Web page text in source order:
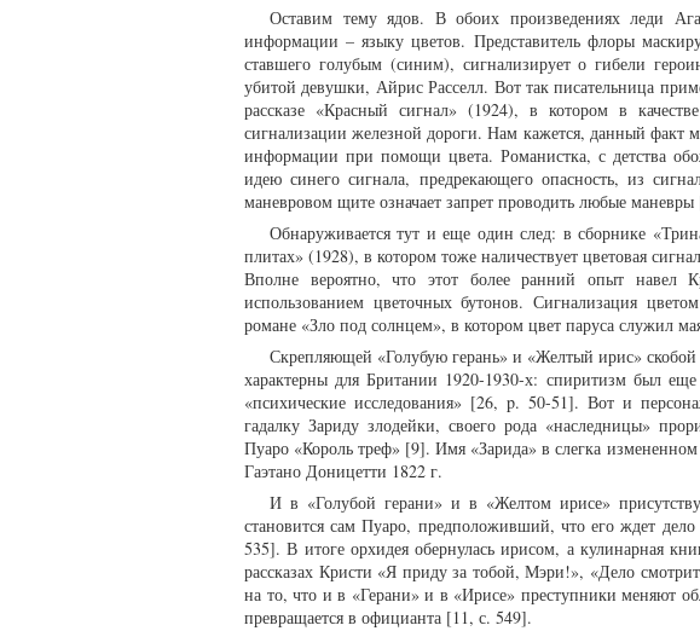
Оставим тему ядов. В обоих произведениях леди
информации – языку цветов. Представитель флоры
ставшего голубым (синим), сигнализирует о гибели
убитой девушки, Айрис Расселл. Вот так писательница
рассказе «Красный сигнал» (1924), в котором в
сигнализации железной дороги. Нам кажется, данный факт
информации при помощи цвета. Романистка, с детства
идею синего сигнала, предрекающего опасность, из
маневровом щите означает запрет проводить любые
Обнаруживается тут и еще один след: в сборнике
плитах» (1928), в котором тоже наличествует цветовая
Вполне вероятно, что этот более ранний опыт навел
использованием цветочных бутонов. Сигнализация
романе «Зло под солнцем», в котором цвет паруса служил
Скрепляющей «Голубую герань» и «Желтый ирис»
характерны для Британии 1920-1930-х: спиритизм был
«психические исследования» [26, p. 50-51]. Вот и
гадалку Зариду злодейки, своего рода «наследницы»
Пуаро «Король треф» [9]. Имя «Зарида» в слегка
Гаэтано Доницетти 1822 г.
И в «Голубой герани» и в «Желтом ирисе»
становится сам Пуаро, предположивший, что его ждет
535]. В итоге орхидея обернулась ирисом, а кулинарная
рассказах Кристи «Я приду за тобой, Мэри!», «Дело
на то, что и в «Герани» и в «Ирисе» преступники меняют
превращается в официанта [11, с. 549].